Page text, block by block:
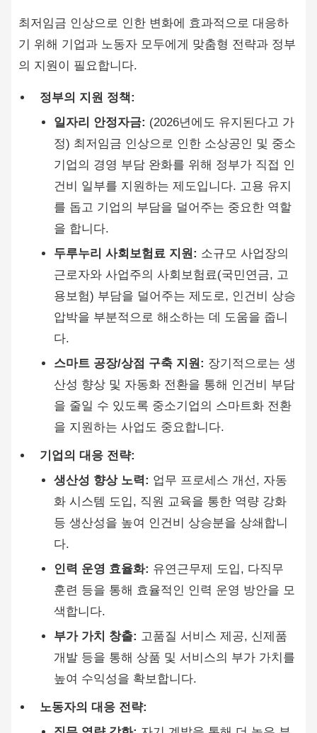
최저임금 인상으로 인한 변화에 효과적으로 대응하
기 위해 기업과 노동자 모두에게 맞춤형 전략과 정부
의 지원이 필요합니다.
정부의 지원 정책:
일자리 안정자금: (2026년에도 유지된다고 가
정) 최저임금 인상으로 인한 소상공인 및 중소
기업의 경영 부담 완화를 위해 정부가 직접 인
건비 일부를 지원하는 제도입니다. 고용 유지
를 돕고 기업의 부담을 덜어주는 중요한 역할
을 합니다.
두루누리 사회보험료 지원: 소규모 사업장의
근로자와 사업주의 사회보험료(국민연금, 고
용보험) 부담을 덜어주는 제도로, 인건비 상승
압박을 부분적으로 해소하는 데 도움을 줍니
다.
스마트 공장/상점 구축 지원: 장기적으로는 생
산성 향상 및 자동화 전환을 통해 인건비 부담
을 줄일 수 있도록 중소기업의 스마트화 전환
을 지원하는 사업도 중요합니다.
기업의 대응 전략:
생산성 향상 노력: 업무 프로세스 개선, 자동
화 시스템 도입, 직원 교육을 통한 역량 강화
등 생산성을 높여 인건비 상승분을 상쇄합니
다.
인력 운영 효율화: 유연근무제 도입, 다직무
훈련 등을 통해 효율적인 인력 운영 방안을 모
색합니다.
부가 가치 창출: 고품질 서비스 제공, 신제품
개발 등을 통해 상품 및 서비스의 부가 가치를
높여 수익성을 확보합니다.
노동자의 대응 전략: